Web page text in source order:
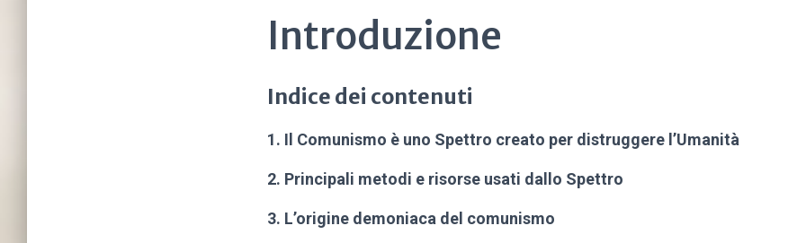
Introduzione
Indice dei contenuti
1. Il Comunismo è uno Spettro creato per distruggere l’Umanità
2. Principali metodi e risorse usati dallo Spettro
3. L’origine demoniaca del comunismo